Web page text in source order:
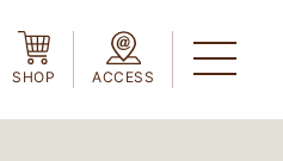
SHOP ACCESS